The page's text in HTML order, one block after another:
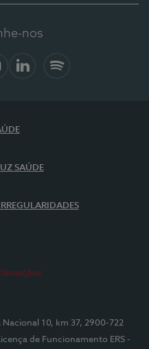
nos
SAÚDE
Nacional 10, km 37, 2900-722
de Funcionamento ERS -